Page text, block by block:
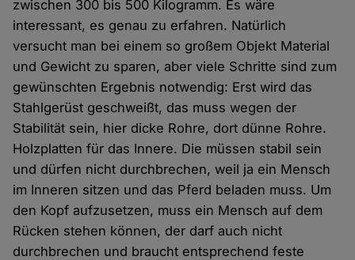
zwischen 300 bis 500 Kilogramm. Es wäre
interessant, es genau zu erfahren. Natürlich
versucht man bei einem so großem Objekt Material
und Gewicht zu sparen, aber viele Schritte sind zum
gewünschten Ergebnis notwendig: Erst wird das
Stahlgerüst geschweißt, das muss wegen der
Stabilität sein, hier dicke Rohre, dort dünne Rohre.
Holzplatten für das Innere. Die müssen stabil sein
und dürfen nicht durchbrechen, weil ja ein Mensch
im Inneren sitzen und das Pferd beladen muss. Um
den Kopf aufzusetzen, muss ein Mensch auf dem
Rücken stehen können, der darf auch nicht
durchbrechen und braucht entsprechend feste